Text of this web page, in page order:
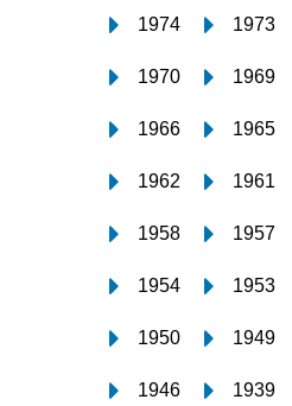
1974 1973
1970 1969
1966 1965
1962 1961
1958 1957
1954 1953
1950 1949
1946 1939